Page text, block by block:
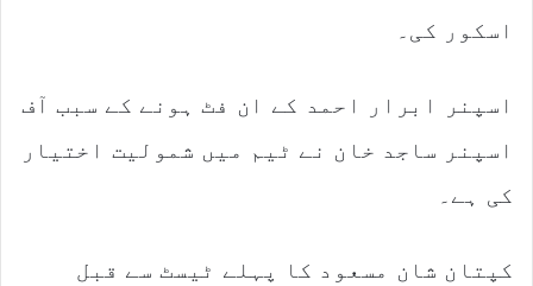
اسکور کی۔
اسپنر ابرار احمد کے ان فٹ ہونے کے سبب آف
اسپنر ساجد خان نے ٹیم میں شمولیت اختیار
کی ہے۔
کپتان شان مسعود کا پہلے ٹیسٹ سے قبل